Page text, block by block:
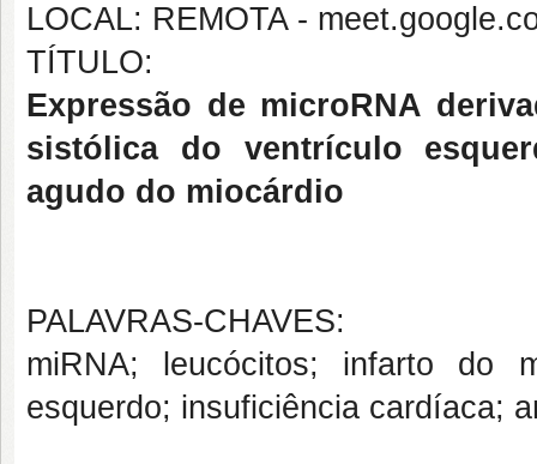
LOCAL: REMOTA -
TÍTULO:
Expressão de microRNA
sistólica do ventrículo
agudo do miocárdio
PALAVRAS-CHAVES:
miRNA; leucócitos; infarto do
esquerdo; insuficiência cardíaca;